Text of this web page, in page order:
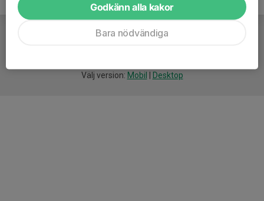
Välj version: Mobil Desktop
Godkänn alla kakor
Bara nödvändiga